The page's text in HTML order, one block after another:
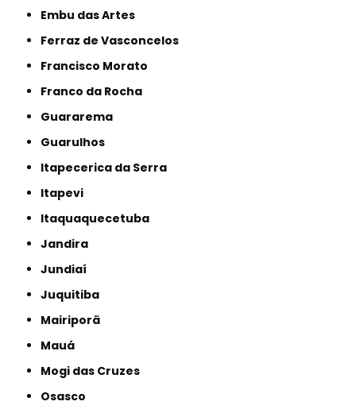
Embu das Artes
Ferraz de Vasconcelos
Francisco Morato
Franco da Rocha
Guararema
Guarulhos
Itapecerica da Serra
Itapevi
Itaquaquecetuba
Jandira
Jundiaí
Juquitiba
Mairiporã
Mauá
Mogi das Cruzes
Osasco